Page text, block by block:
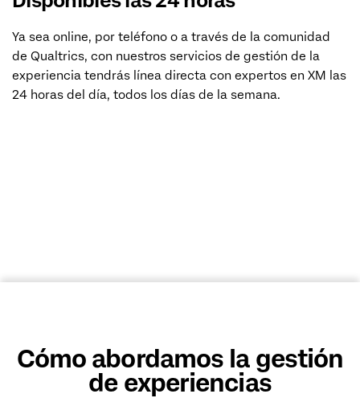
Ya sea online, por teléfono o a través de la comunidad
de Qualtrics, con nuestros servicios de gestión de la
experiencia tendrás línea directa con expertos en XM las
24 horas del día, todos los días de la semana.
Cómo abordamos la gestión
de experiencias